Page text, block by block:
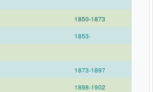
1850-1873
1853-
1873-1897
1898-1902